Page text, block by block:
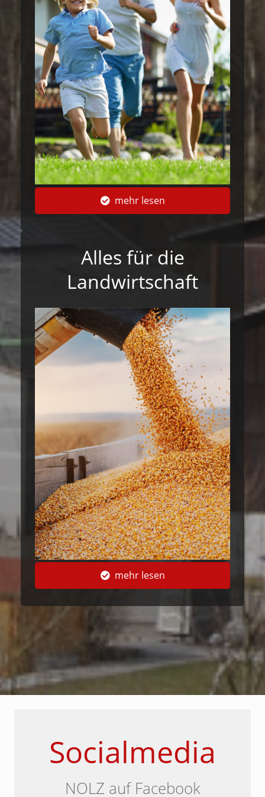
mehr lesen
Alles für die
Landwirtschaft
mehr lesen
Socialmedia
NOLZ auf Facebook